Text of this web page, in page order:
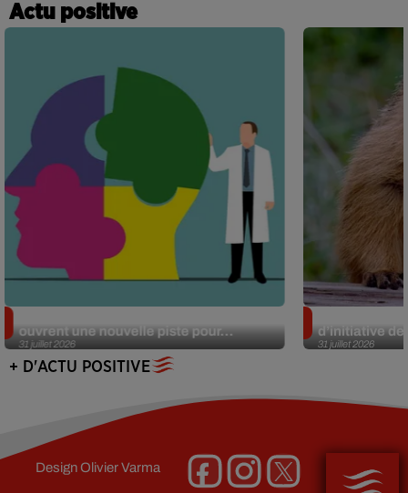
Actu positive
31 juillet 2026
ouvrent une nouvelle piste pour...
31 juillet 2026
d’initiative
+ D'ACTU POSITIVE
DesignOlivier Varma